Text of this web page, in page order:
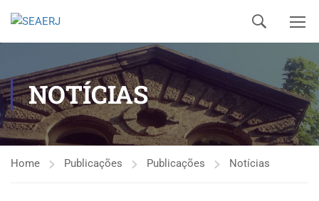
NOTÍCIAS
Home Publicações Publicações Notícias